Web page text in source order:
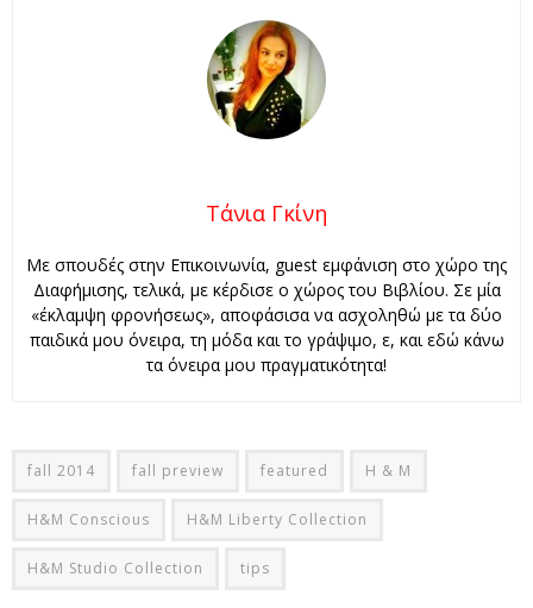
Τάνια Γκίνη
Με σπουδές στην Επικοινωνία, guest εμφάνιση στο χώρο της
Διαφήμισης, τελικά, με κέρδισε ο χώρος του Βιβλίου. Σε μία
«έκλαμψη φρονήσεως», αποφάσισα να ασχοληθώ με τα δύο
παιδικά μου όνειρα, τη μόδα και το γράψιμο, ε, και εδώ κάνω
τα όνειρα μου πραγματικότητα!
fall 2014 fall preview featured H & M
H&M Conscious H&M Liberty Collection
H&M Studio Collection tips